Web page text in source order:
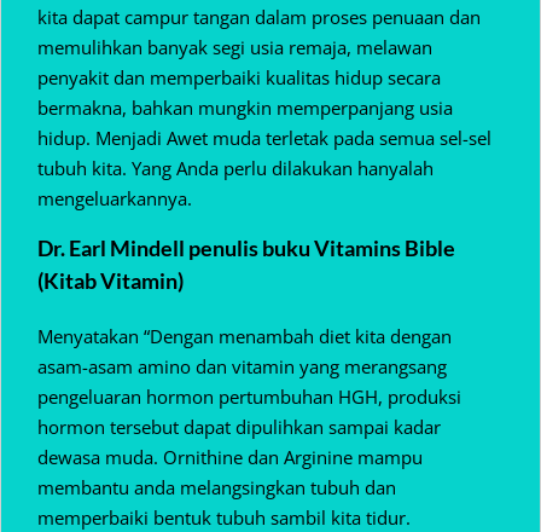
kita dapat campur tangan dalam proses penuaan dan
memulihkan banyak segi usia remaja, melawan
penyakit dan memperbaiki kualitas hidup secara
bermakna, bahkan mungkin memperpanjang usia
hidup. Menjadi Awet muda terletak pada semua sel-sel
tubuh kita. Yang Anda perlu dilakukan hanyalah
mengeluarkannya.
Dr. Earl Mindell penulis buku Vitamins Bible
(Kitab Vitamin)
Menyatakan “Dengan menambah diet kita dengan
asam-asam amino dan vitamin yang merangsang
pengeluaran hormon pertumbuhan HGH, produksi
hormon tersebut dapat dipulihkan sampai kadar
dewasa muda. Ornithine dan Arginine mampu
membantu anda melangsingkan tubuh dan
memperbaiki bentuk tubuh sambil kita tidur.